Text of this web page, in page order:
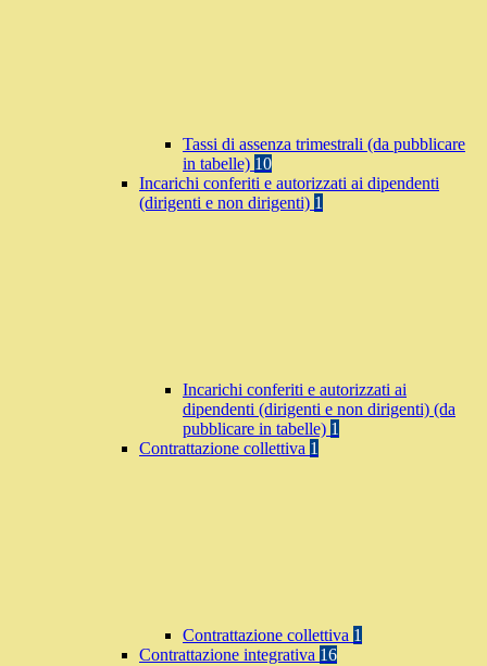
Tassi di assenza trimestrali (da pubblicare
in tabelle) 10
Incarichi conferiti e autorizzati ai dipendenti
(dirigenti e non dirigenti) 1
Incarichi conferiti e autorizzati ai
dipendenti (dirigenti e non dirigenti) (da
pubblicare in tabelle) 1
Contrattazione collettiva 1
Contrattazione collettiva 1
Contrattazione integrativa 16